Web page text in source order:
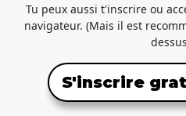
Tu peux aussi t'inscrire ou
navigateur. (Mais il est
S'inscrire